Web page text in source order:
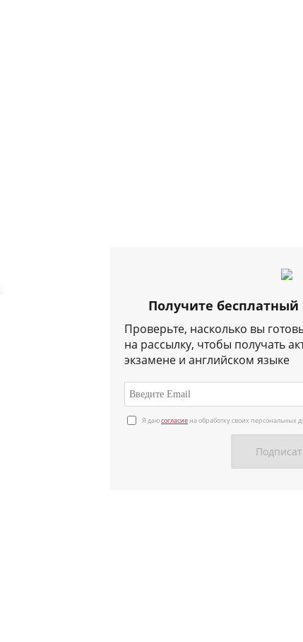
Получите бесплатный
Проверьте, насколько вы
на рассылку, чтобы получать
экзамене и английском языке
Я даюсогласие на обработку своих персональных